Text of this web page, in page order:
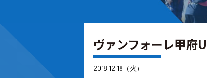
ヴァンフォーレ甲府
2018.12.18（火）